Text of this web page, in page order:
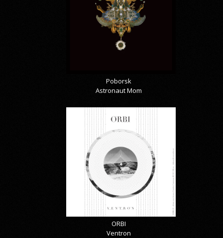
Poborsk
Astronaut Mom
ORBI
Ventron